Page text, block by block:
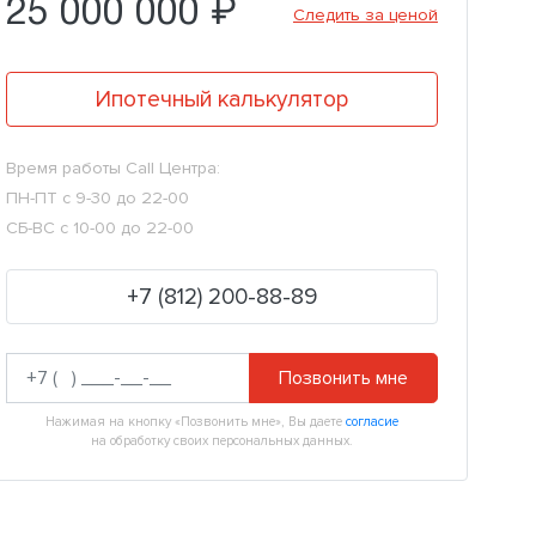
25 000 000 ₽ Следить за ценой
Ипотечный калькулятор
Время работы Call Центра:
ПН-ПТ с 9-30 до 22-00
СБ-ВС с 10-00 до 22-00
+7 (812) 200-88-89
Позвонить мне
Нажимая на кнопку «Позвонить мне», Вы даете согласие
на обработку своих персональных данных.